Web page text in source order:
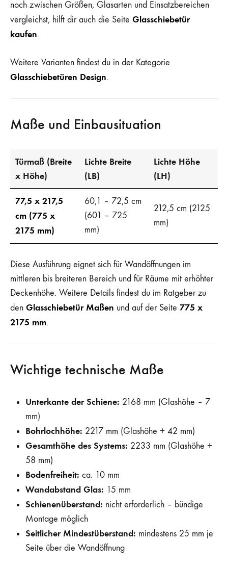
noch zwischen Größen, Glasarten und Einsatzbereichen
vergleichst, hilft dir auch die Seite Glasschiebetür
kaufen.
Weitere Varianten findest du in der Kategorie
Glasschiebetüren Design.
Maße und Einbausituation
Türmaß (Breite
x Höhe)
Lichte Breite
(LB)
Lichte Höhe
(LH)
77,5 x 217,5
cm (775 x
2175 mm)
60,1 – 72,5 cm
(601 – 725
mm)
212,5 cm (2125
mm)
Diese Ausführung eignet sich für Wandöffnungen im
mittleren bis breiteren Bereich und für Räume mit erhöhter
Deckenhöhe. Weitere Details findest du im Ratgeber zu
den Glasschiebetür Maßen und auf der Seite 775 x
2175 mm.
Wichtige technische Maße
Unterkante der Schiene: 2168 mm (Glashöhe – 7
mm)
Bohrlochhöhe: 2217 mm (Glashöhe + 42 mm)
Gesamthöhe des Systems: 2233 mm (Glashöhe +
58 mm)
Bodenfreiheit: ca. 10 mm
Wandabstand Glas: 15 mm
Schienenüberstand: nicht erforderlich – bündige
Montage möglich
Seitlicher Mindestüberstand: mindestens 25 mm je
Seite über die Wandöffnung